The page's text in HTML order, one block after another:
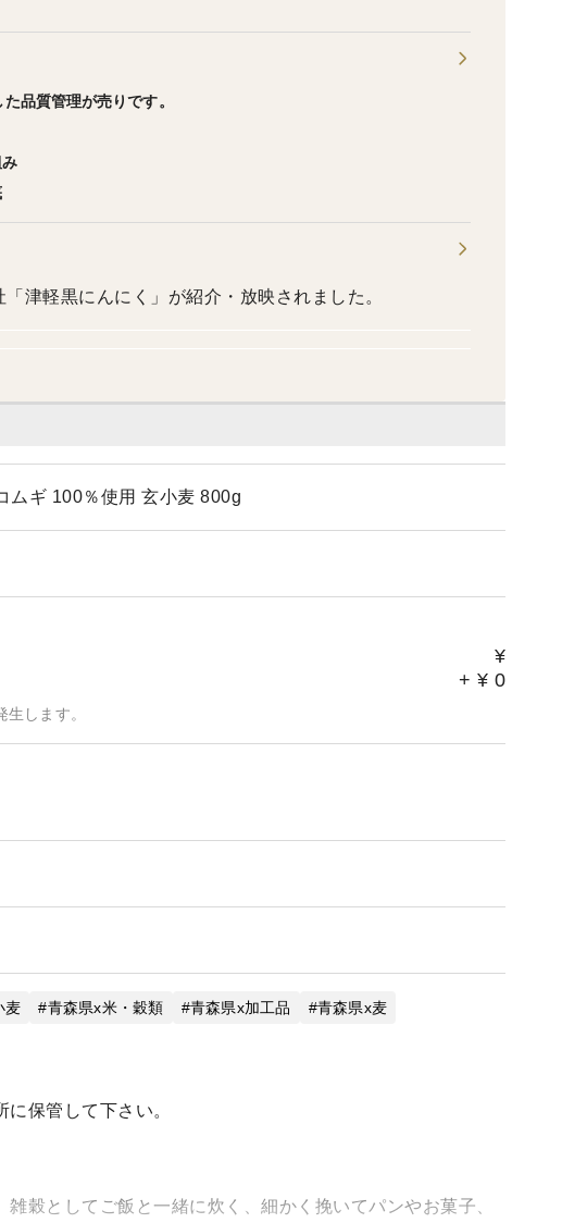
ムギ 100％使用 玄小麦 800g
¥
+ ¥ 0
します。
麦 青森県x米・穀類 青森県x加工品 青森県x麦
保管して下さい。
穀としてご飯と一緒に炊く、細かく挽いてパンやお菓子、
品質管理が売りです。
津軽黒にんにく」が紹介・放映されました。